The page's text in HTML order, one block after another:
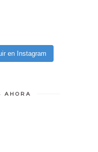
en Instagram
AHORA